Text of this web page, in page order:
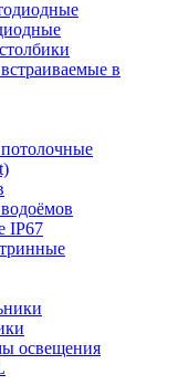
в
IP67
освещения